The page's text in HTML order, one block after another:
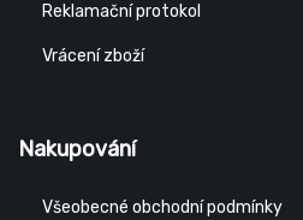
Reklamační protokol
Vrácení zboží
Nakupování
Všeobecné obchodní podmínky